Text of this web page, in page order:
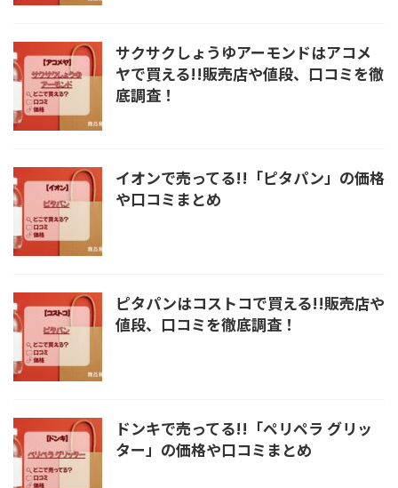
サクサクしょうゆアーモンドはアコメ
ヤで買える!!販売店や値段、口コミを徹
底調査！
イオンで売ってる!!「ピタパン」の価格
や口コミまとめ
ピタパンはコストコで買える!!販売店や
値段、口コミを徹底調査！
ドンキで売ってる!!「ペリペラ グリッ
ター」の価格や口コミまとめ